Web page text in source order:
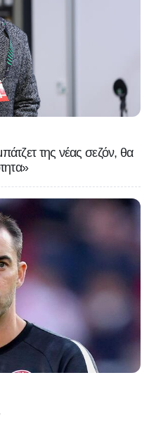
της νέας σεζόν, θα